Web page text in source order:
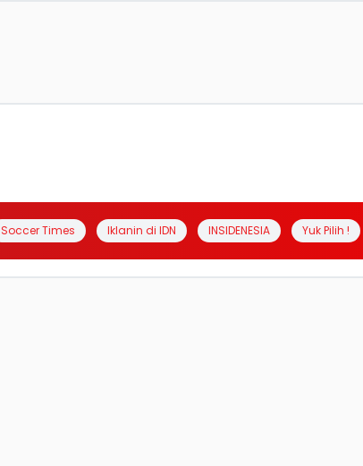
Soccer Times Iklanin di IDN INSIDENESIA Yuk Pilih !